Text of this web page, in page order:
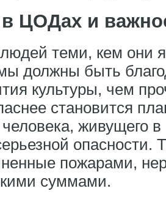
ЦОДах и
теми, кем они
должны быть
культуры, чем
становится
живущего
опасности.
пожарами,
суммами.